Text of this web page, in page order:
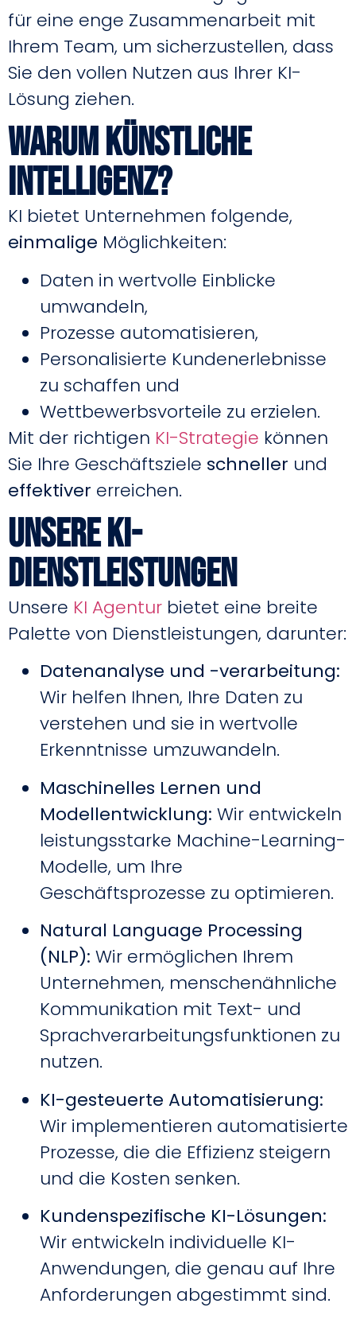
für eine enge Zusammenarbeit mit
Ihrem Team, um sicherzustellen, dass
Sie den vollen Nutzen aus Ihrer KI-
Lösung ziehen.
Warum Künstliche
Intelligenz?
KI bietet Unternehmen folgende,
einmalige Möglichkeiten:
Daten in wertvolle Einblicke
umwandeln,
Prozesse automatisieren,
Personalisierte Kundenerlebnisse
zu schaffen und
Wettbewerbsvorteile zu erzielen.
Mit der richtigen KI-Strategie können
Sie Ihre Geschäftsziele schneller und
effektiver erreichen.
Unsere KI-
Dienstleistungen
Unsere KI Agentur bietet eine breite
Palette von Dienstleistungen, darunter:
Datenanalyse und -verarbeitung:
Wir helfen Ihnen, Ihre Daten zu
verstehen und sie in wertvolle
Erkenntnisse umzuwandeln.
Maschinelles Lernen und
Modellentwicklung: Wir entwickeln
leistungsstarke Machine-Learning-
Modelle, um Ihre
Geschäftsprozesse zu optimieren.
Natural Language Processing
(NLP): Wir ermöglichen Ihrem
Unternehmen, menschenähnliche
Kommunikation mit Text- und
Sprachverarbeitungsfunktionen zu
nutzen.
KI-gesteuerte Automatisierung:
Wir implementieren automatisierte
Prozesse, die die Effizienz steigern
und die Kosten senken.
Kundenspezifische KI-Lösungen:
Wir entwickeln individuelle KI-
Anwendungen, die genau auf Ihre
Anforderungen abgestimmt sind.